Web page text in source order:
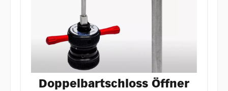
Doppelbartschloss Öffner